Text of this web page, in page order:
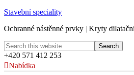
Stavební speciality
Ochranné nástěnné prvky | Kryty
+420 571 412 253
Nabídka